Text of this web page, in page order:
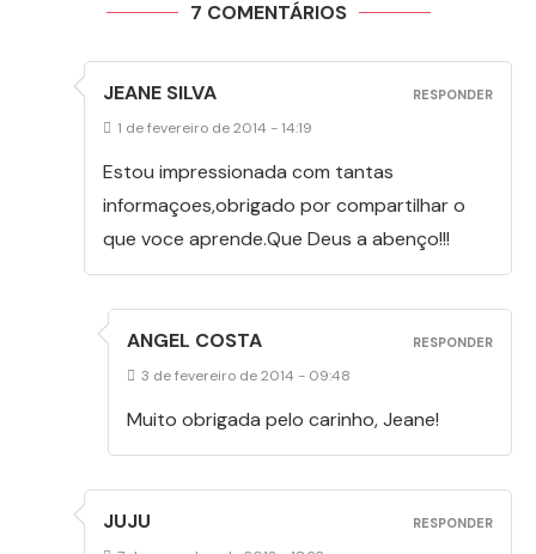
7 COMENTÁRIOS
JEANE SILVA
1 de fevereiro de 2014 - 14:19
Estou impressionada com tantas
informaçoes,obrigado por compartilhar o
que voce aprende.Que Deus a abenço!!!
RESPONDER
ANGEL COSTA
3 de fevereiro de 2014 - 09:48
Muito obrigada pelo carinho, Jeane!
RESPONDER
JUJU RESPONDER